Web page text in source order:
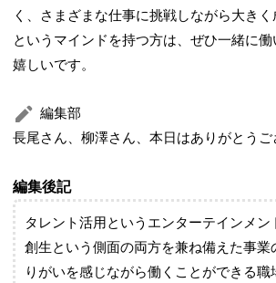
く、さまざまな仕事に挑戦しながら大き
というマインドを持つ方は、ぜひ一緒に働
嬉しいです。
編集部
長尾さん、柳澤さん、本日はありがとうご
編集後記
タレント活用というエンターテインメン
創生という側面の両方を兼ね備えた事業
りがいを感じながら働くことができる職